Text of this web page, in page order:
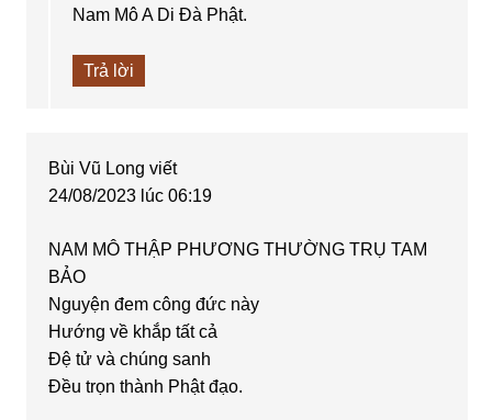
Nam Mô A Di Đà Phật.
Trả lời
Bùi Vũ Long viết
24/08/2023 lúc 06:19
NAM MÔ THẬP PHƯƠNG THƯỜNG TRỤ TAM
BẢO
Nguyện đem công đức này
Hướng về khắp tất cả
Đệ tử và chúng sanh
Đều trọn thành Phật đạo.